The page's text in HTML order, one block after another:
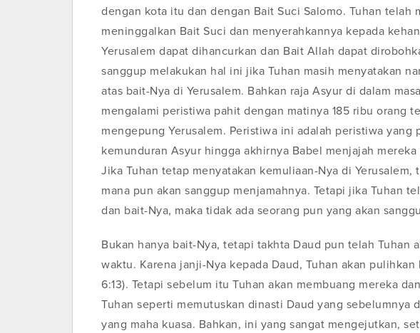
dengan kota itu dan dengan Bait Suci Salomo. Tuhan telah
meninggalkan Bait Suci dan menyerahkannya kepada
Yerusalem dapat dihancurkan dan Bait Allah dapat
sanggup melakukan hal ini jika Tuhan masih menyatakan
atas bait-Nya di Yerusalem. Bahkan raja Asyur di dalam
mengalami peristiwa pahit dengan matinya 185 ribu orang
mengepung Yerusalem. Peristiwa ini adalah peristiwa yang
kemunduran Asyur hingga akhirnya Babel menjajah
Jika Tuhan tetap menyatakan kemuliaan-Nya di Yerusalem,
mana pun akan sanggup menjamahnya. Tetapi jika Tuhan
dan bait-Nya, maka tidak ada seorang pun yang akan
Bukan hanya bait-Nya, tetapi takhta Daud pun telah Tuhan
waktu. Karena janji-Nya kepada Daud, Tuhan akan pulihkan
6:13). Tetapi sebelum itu Tuhan akan membuang mereka
Tuhan seperti memutuskan dinasti Daud yang sebelumnya
yang maha kuasa. Bahkan, ini yang sangat mengejutkan,